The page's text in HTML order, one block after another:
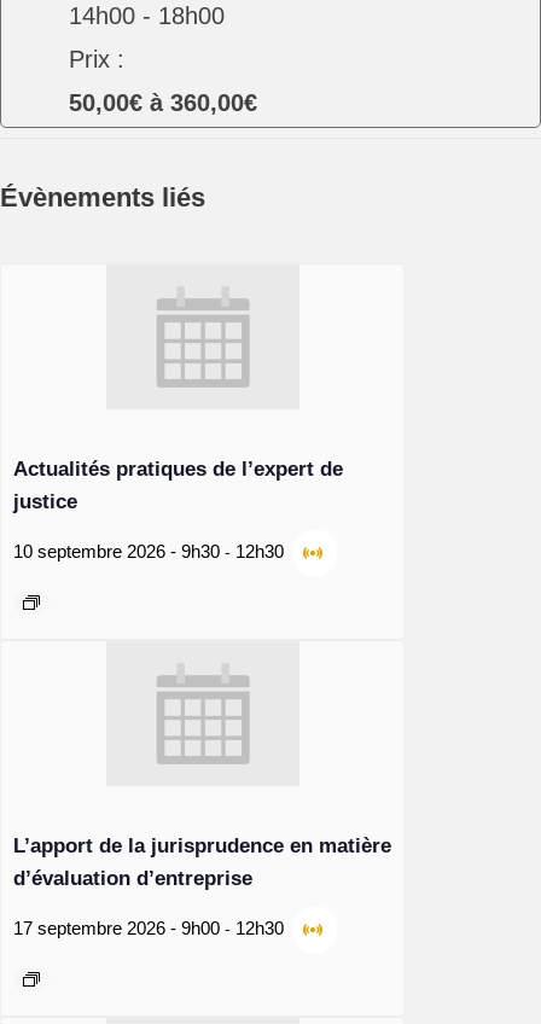
14h00 - 18h00
Prix :
50,00€ à 360,00€
Évènements liés
Actualités pratiques de l’expert de
justice
10 septembre 2026 - 9h30 - 12h30
L’apport de la jurisprudence en matière
d’évaluation d’entreprise
17 septembre 2026 - 9h00 - 12h30